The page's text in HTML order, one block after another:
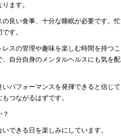
ます。
良い食事、十分な睡眠が必要です。忙
す。
スの管理や趣味を楽しむ時間を持つこ
自分自身のメンタルヘルスにも気を配
パフォーマンスを発揮できると信じて
つながるはずです。
できる日を楽しみにしています。